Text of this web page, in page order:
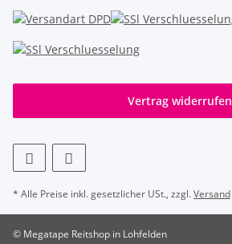
Vertrag widerrufen
* Alle Preise inkl. gesetzlicher USt., zzgl.Versand
© Megatape Reitshop in Lohfelden